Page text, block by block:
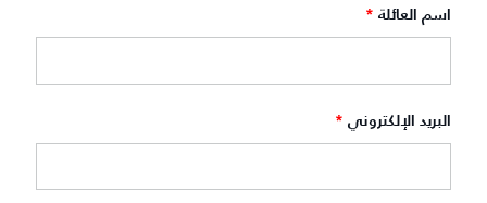
اسم العائلة *
البريد الإلكتروني *